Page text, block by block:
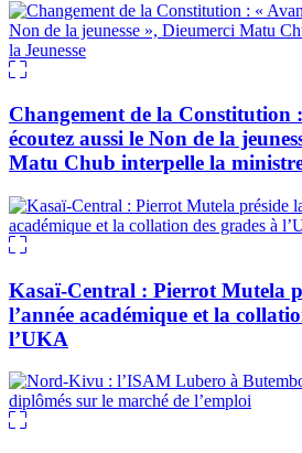
Changement de la Constitution
écoutez aussi le Non de la
Matu Chub interpelle la ministre
Kasaï-Central : Pierrot Mutela
l’année académique et la
l’UKA